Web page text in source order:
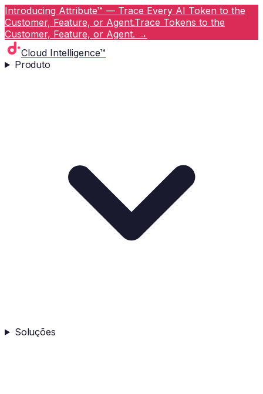
Introducing Attribute™ — Trace Every AI Token to the
Customer, Feature, or Agent.Trace Tokens to the
Customer, Feature, or Agent. →
Cloud Intelligence™
Produto
Soluções